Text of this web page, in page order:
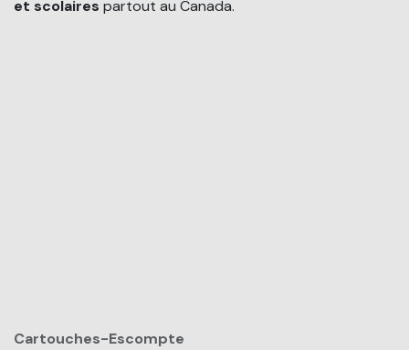
et scolaires partout au Canada.
Cartouches-Escompte